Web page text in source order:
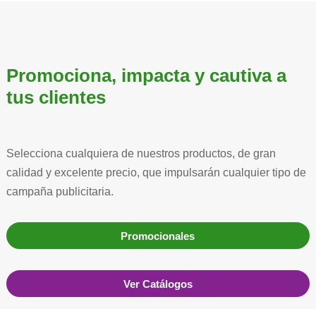
Promociona, impacta y cautiva a
tus clientes
Selecciona cualquiera de nuestros productos, de gran
calidad y excelente precio, que impulsarán cualquier tipo de
campaña publicitaria.
Promocionales
Ver Catálogos